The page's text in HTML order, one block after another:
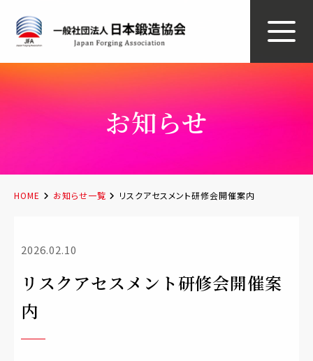
お知らせ
HOME お知らせ一覧 リスクアセスメント研修会開催案内
2026.02.10
リスクアセスメント研修会開催案
内